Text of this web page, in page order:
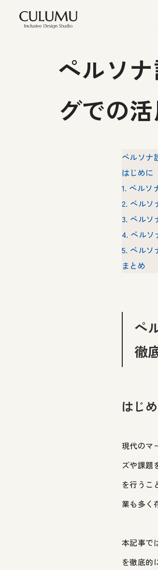
ペルソ
グでの
ペルソナ
はじめに
1. ペルソ
2. ペルソ
3. ペルソ
4. ペルソ
5. ペルソ
まとめ
ペ
徹
はじ
現代のマ
ズや課題
を行うこ
業も多く
本記事で
を徹底的